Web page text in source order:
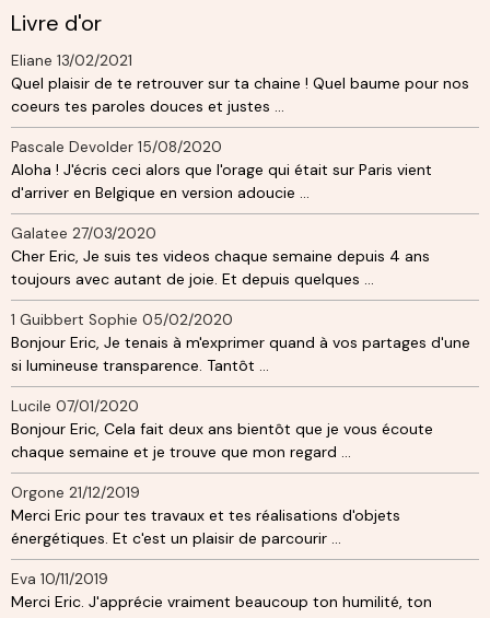
Livre d'or
Eliane 13/02/2021
Quel plaisir de te retrouver sur ta chaine ! Quel baume pour nos
coeurs tes paroles douces et justes ...
Pascale Devolder 15/08/2020
Aloha ! J'écris ceci alors que l'orage qui était sur Paris vient
d'arriver en Belgique en version adoucie ...
Galatee 27/03/2020
Cher Eric, Je suis tes videos chaque semaine depuis 4 ans
toujours avec autant de joie. Et depuis quelques ...
1 Guibbert Sophie 05/02/2020
Bonjour Eric, Je tenais à m'exprimer quand à vos partages d'une
si lumineuse transparence. Tantôt ...
Lucile 07/01/2020
Bonjour Eric, Cela fait deux ans bientôt que je vous écoute
chaque semaine et je trouve que mon regard ...
Orgone 21/12/2019
Merci Eric pour tes travaux et tes réalisations d'objets
énergétiques. Et c'est un plaisir de parcourir ...
Eva 10/11/2019
Merci Eric. J'apprécie vraiment beaucoup ton humilité, ton